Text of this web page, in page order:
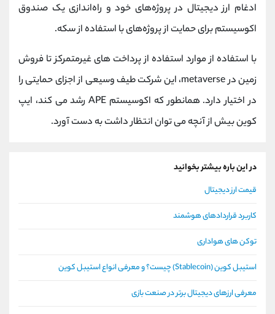
ادغام ارز دیجیتال در پروژه‌های خود و راه‌اندازی یک صندوق
اکوسیستم برای حمایت از پروژه‌های با استفاده از سکه.
با استفاده از موارد استفاده از پرداخت های غیرمتمرکز تا فروش
زمین در metaverse، این شرکت طیف وسیعی از اجزای حمایتی را
در اختیار دارد. همانطور که اکوسیستم APE رشد می کند، ایپ
کوین بیش از آنچه می توان انتظار داشت به دست آورد.
در این باره بیشتر بخوانید
قیمت ارز دیجیتال
کاربرد قراردادهای هوشمند
توکن های هواداری
استیبل کوین (Stablecoin) چیست؟ و معرفی انواع استیبل کوین
معرفی ارزهای دیجیتال برتر در صنعت بازی